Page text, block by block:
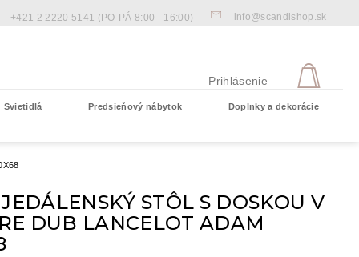
+421 2 2220 5141 (PO-PÁ 8:00 - 16:00) info@scandishop.sk
Prihlásenie
Svietidlá Predsieňový nábytok Doplnky a dekorácie
STÔL S DOSKOU V
DUB LANCELOT ADAM